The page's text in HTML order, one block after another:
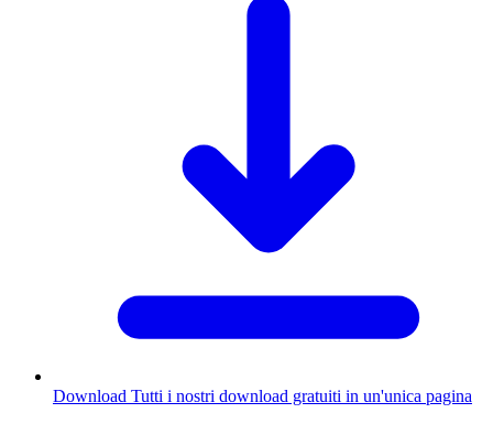
Download Tutti i nostri download gratuiti in un'unica pagina